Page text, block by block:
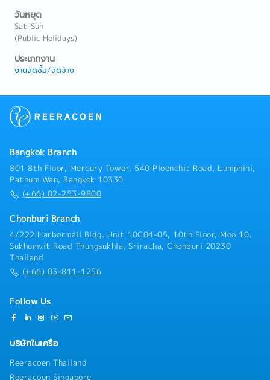
วันหยุด
Sat-Sun
(Public Holidays)
ประเภทงาน
งานจัดซื้อ/จัดจ้าง
Bangkok Branch
801 8th Floor, Mercury Tower, 540 Ploenchit Road, Lumphini,
Pathum Wan, Bangkok 10330
(+66) 02-253-9800
Chonburi Branch
4/222 Harbormall Bldg. Unit 10C04-05, 10th Floor, Moo 10,
Sukhumvit Road Thungsukhla, Sriracha, Chonburi 20230
Thailand
(+66) 03-811-1256
Follow Us
บริษัทในเครือ
Reeracoen Thailand
Reeracoen Singapore